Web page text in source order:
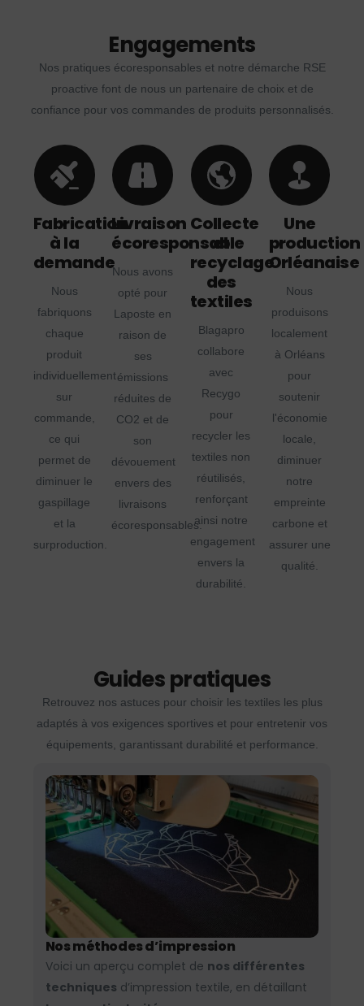
Engagements
Nos pratiques écoresponsables et notre démarche RSE
proactive font de nous un partenaire de choix et de
confiance pour vos commandes de produits personnalisés.
Fabrication
à la
demande
Nous
fabriquons
chaque
produit
individuellement
sur
commande,
ce qui
permet de
diminuer le
gaspillage
et la
surproduction.
Livraison
écoresponsable
Nous avons
opté pour
Laposte en
raison de
ses
émissions
réduites de
CO2 et de
son
dévouement
envers des
livraisons
écoresponsables.
Collecte
et
recyclage
des
textiles
Blagapro
collabore
avec
Recygo
pour
recycler les
textiles non
réutilisés,
renforçant
ainsi notre
engagement
envers la
durabilité.
Une
production
Orléanaise
Nous
produisons
localement
à Orléans
pour
soutenir
l'économie
locale,
diminuer
notre
empreinte
carbone et
assurer une
qualité.
Guides pratiques
Retrouvez nos astuces pour choisir les textiles les plus
adaptés à vos exigences sportives et pour entretenir vos
équipements, garantissant durabilité et performance.
Nos méthodes d’impression
Voici un aperçu complet de nos différentes
techniques d’impression textile, en détaillant